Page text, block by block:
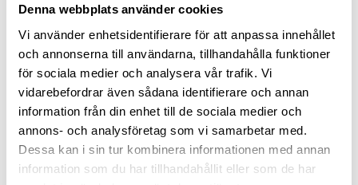
Denna webbplats använder cookies
Vi använder enhetsidentifierare för att anpassa innehållet
och annonserna till användarna, tillhandahålla funktioner
för sociala medier och analysera vår trafik. Vi
vidarebefordrar även sådana identifierare och annan
information från din enhet till de sociala medier och
annons- och analysföretag som vi samarbetar med.
Dessa kan i sin tur kombinera informationen med annan
information som du har tillhandahållit eller som de har
Från köket nås badrummet som erbjuder dusch,
tvättmaskin och WC. Runt huset kan ni inreda den
90kvm stora altanen inför mysiga sommarkvällar.
På tomten möts man av den grusade uppfarten
med gott om parkeringsmöjligheter. På tomten
erbjuds även en redskapsbod med
förvaringsmöjligheter. Här får ni ett fridfullt
fritidsboende med tillgång till bad, fiske, bär- och